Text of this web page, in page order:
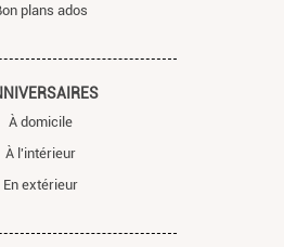
plans ados
À domicile
À l'intérieur
En extérieur